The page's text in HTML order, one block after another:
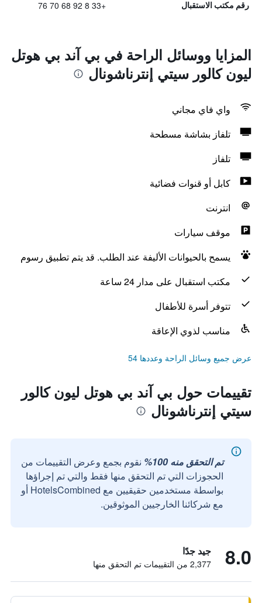
رقم مكتب الاستقبال +33 8 92 68 70 76
المزايا ووسائل الراحة في بي آند بي هوتل
ليون كالور سيتي إنترناشونال
واي فاي مجاني
تلفاز بشاشة مسطحة
تلفاز
كابل أو قنوات فضائية
انترنت
موقف سيارات
يسمح بالحيوانات الأليفة عند الطلب. قد يتم تطبيق رسوم
مكتب استقبال على مدار 24 ساعة
تتوفر أسرة للأطفال
مناسب لذوي الإعاقة
عرض جميع وسائل الراحة وعددها 54
تقييمات حول بي آند بي هوتل ليون كالور
سيتي إنترناشونال
تم التحقق منه 100%
نقوم بجمع وعرض التقييمات من
الحجوزات التي تم التحقق منها فقط والتي تم إجراؤها
بواسطة مستخدمين حقيقيين مع HotelsCombined أو
مع شركائنا الخارجيين الموثوقين.
8.0 جيد جدًا
2,377 من التقييمات تم التحقق منها